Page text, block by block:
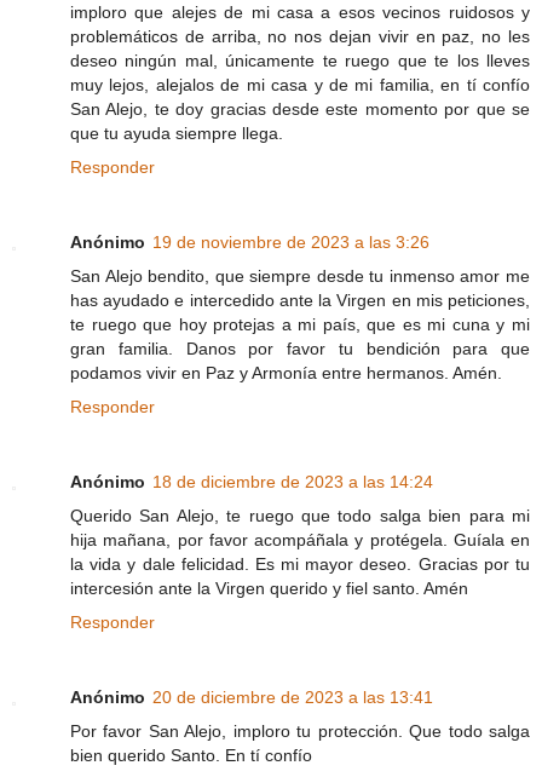
imploro que alejes de mi casa a esos vecinos ruidosos y
problemáticos de arriba, no nos dejan vivir en paz, no les
deseo ningún mal, únicamente te ruego que te los lleves
muy lejos, alejalos de mi casa y de mi familia, en tí confío
San Alejo, te doy gracias desde este momento por que se
que tu ayuda siempre llega.
Responder
Anónimo 19 de noviembre de 2023 a las 3:26
San Alejo bendito, que siempre desde tu inmenso amor me
has ayudado e intercedido ante la Virgen en mis peticiones,
te ruego que hoy protejas a mi país, que es mi cuna y mi
gran familia. Danos por favor tu bendición para que
podamos vivir en Paz y Armonía entre hermanos. Amén.
Responder
Anónimo 18 de diciembre de 2023 a las 14:24
Querido San Alejo, te ruego que todo salga bien para mi
hija mañana, por favor acompáñala y protégela. Guíala en
la vida y dale felicidad. Es mi mayor deseo. Gracias por tu
intercesión ante la Virgen querido y fiel santo. Amén
Responder
Anónimo 20 de diciembre de 2023 a las 13:41
Por favor San Alejo, imploro tu protección. Que todo salga
bien querido Santo. En tí confío